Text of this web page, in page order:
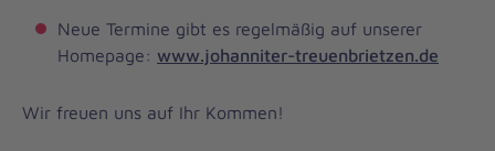
Neue Termine gibt es regelmäßig auf unserer
Homepage: www.johanniter-treuenbrietzen.de
Wir freuen uns auf Ihr Kommen!